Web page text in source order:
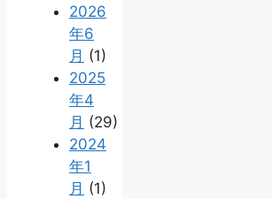
2026
年6
月 (1)
2025
年4
月 (29)
2024
年1
月 (1)